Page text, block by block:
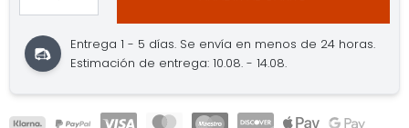
Entrega 1 - 5 días. Se envía en menos de 24 horas.
Estimación de entrega: 10.08. - 14.08.